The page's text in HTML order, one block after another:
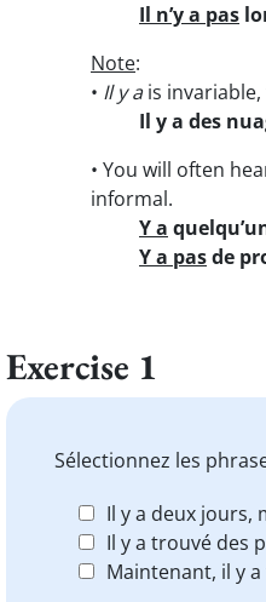
Il n’y a pas
Note:
• Il y ais invariable,
Il y a des
• You will often
informal.
Y a
Y a pasde
Exercise 1
Sélectionnez les
Il y a deux jours,
Il y a trouvé des
Maintenant, il y